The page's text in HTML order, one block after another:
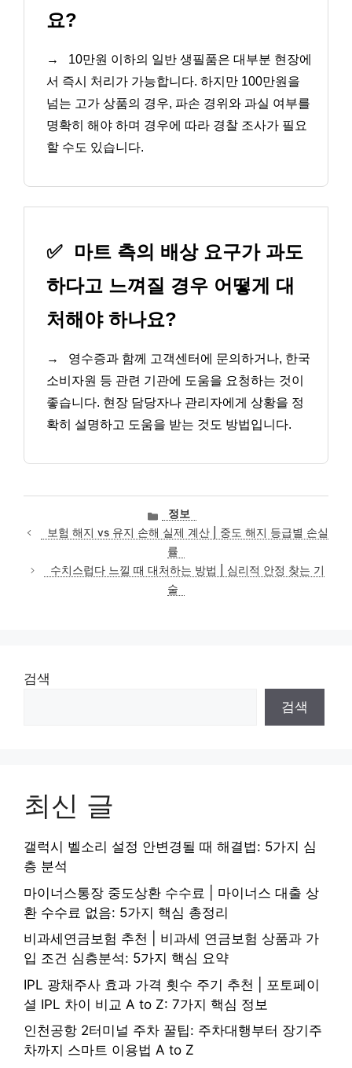
요?
→
10만원 이하의 일반 생필품은 대부분 현장에
서 즉시 처리가 가능합니다. 하지만 100만원을
넘는 고가 상품의 경우, 파손 경위와 과실 여부를
명확히 해야 하며 경우에 따라 경찰 조사가 필요
할 수도 있습니다.
✅
마트 측의 배상 요구가 과도
하다고 느껴질 경우 어떻게 대
처해야 하나요?
→
영수증과 함께 고객센터에 문의하거나, 한국
소비자원 등 관련 기관에 도움을 요청하는 것이
좋습니다. 현장 담당자나 관리자에게 상황을 정
확히 설명하고 도움을 받는 것도 방법입니다.
카
테
고
리
정보
보험 해지 vs 유지 손해 실제 계산 | 중도 해지 등급별 손실
률
수치스럽다 느낄 때 대처하는 방법 | 심리적 안정 찾는 기
술
검색
검색
최신 글
갤럭시 벨소리 설정 안변경될 때 해결법: 5가지 심
층 분석
마이너스통장 중도상환 수수료 | 마이너스 대출 상
환 수수료 없음: 5가지 핵심 총정리
비과세연금보험 추천 | 비과세 연금보험 상품과 가
입 조건 심층분석: 5가지 핵심 요약
IPL 광채주사 효과 가격 횟수 주기 추천 | 포토페이
셜 IPL 차이 비교 A to Z: 7가지 핵심 정보
인천공항 2터미널 주차 꿀팁: 주차대행부터 장기주
차까지 스마트 이용법 A to Z